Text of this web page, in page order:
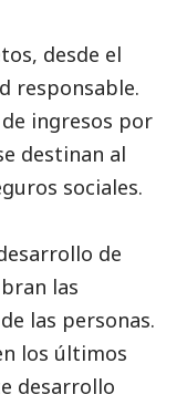
desde el
responsable.
de ingresos por
destinan al
sociales.
de
las
las personas.
los últimos
desarrollo